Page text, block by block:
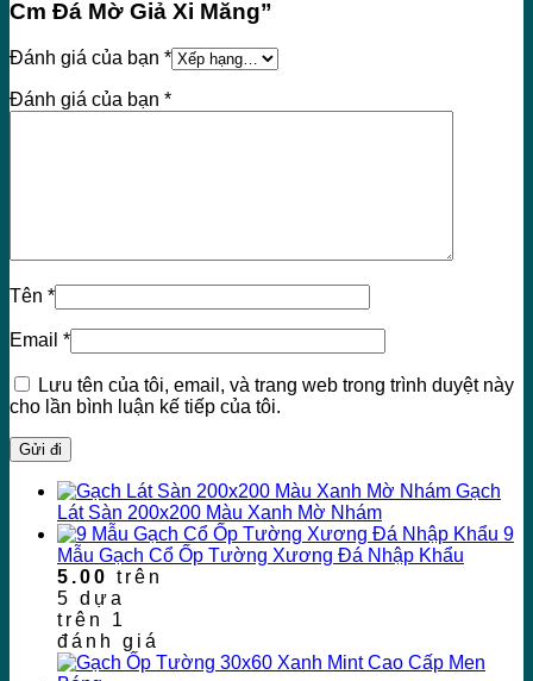
Cm Đá Mờ Giả Xi Măng”
Đánh giá của bạn *
Đánh giá của bạn *
Tên *
Email *
Lưu tên của tôi, email, và trang web trong trình duyệt này
cho lần bình luận kế tiếp của tôi.
Gạch
Lát Sàn 200x200 Màu Xanh Mờ Nhám
9
Mẫu Gạch Cổ Ốp Tường Xương Đá Nhập Khẩu
5.00 trên
5 dựa
trên 1
đánh giá